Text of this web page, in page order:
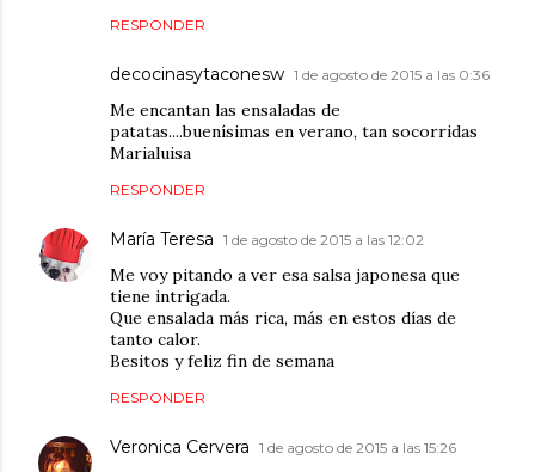
RESPONDER
decocinasytaconesw 1 de agosto de 2015 a las 0:36
Me encantan las ensaladas de
patatas....buenísimas en verano, tan socorridas
Marialuisa
RESPONDER
María Teresa 1 de agosto de 2015 a las 12:02
Me voy pitando a ver esa salsa japonesa que
tiene intrigada.
Que ensalada más rica, más en estos días de
tanto calor.
Besitos y feliz fin de semana
RESPONDER
Veronica Cervera 1 de agosto de 2015 a las 15:26